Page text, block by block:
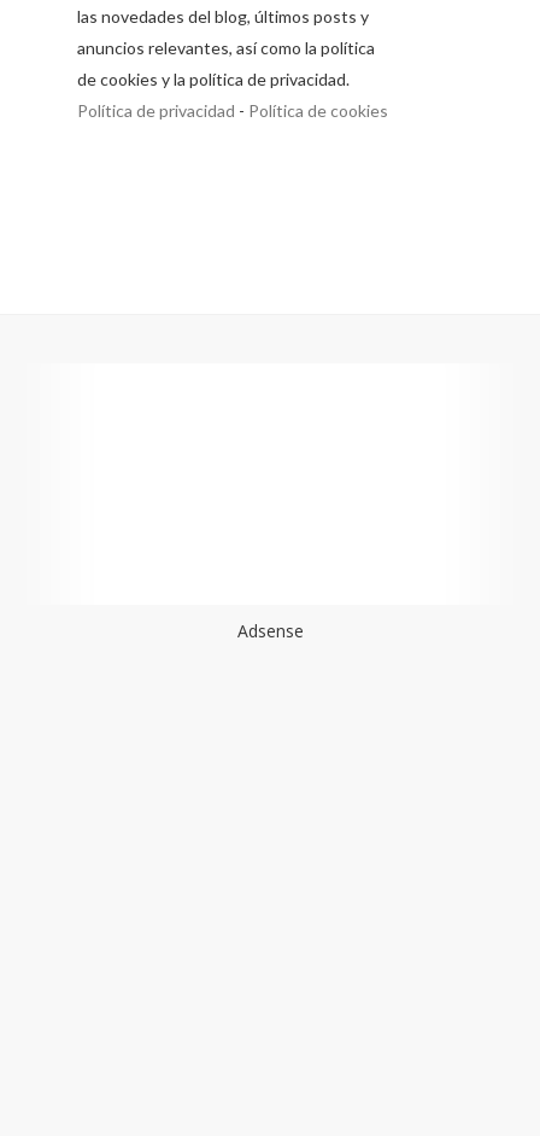
las novedades del blog, últimos posts y
anuncios relevantes, así como la política
de cookies y la política de privacidad.
Política de privacidad - Política de cookies
Adsense